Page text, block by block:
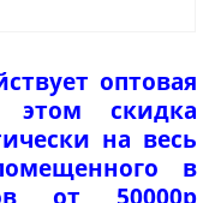
оптовая
этом скидка
на весь
в
от 50000р